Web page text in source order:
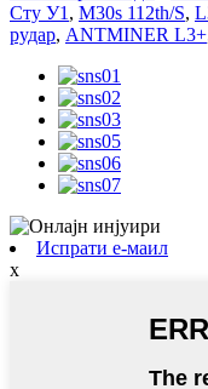
Сту У1 , M30s 112th/S,
рудар, ANTMINER L3+
Испрати е-маил
x